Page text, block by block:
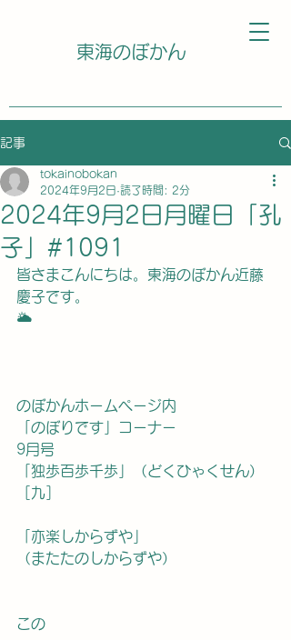
東海のぼかん
記事
2024年9月2日月曜日「孔
子」#1091
tokainobokan
2024年9月2日 読了時間: 2分
皆さまこんにちは。東海のぼかん近藤
慶子です。
🌥️
のぼかんホームページ内
「のぼりです」コーナー
9月号
「独歩百歩千歩」（どくひゃくせん）
［九］
「亦楽しからずや」
（またたのしからずや）
この